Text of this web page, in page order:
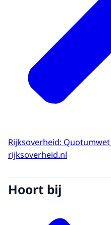
Rijksoverheid:
rijksoverheid.nl
Hoort bij